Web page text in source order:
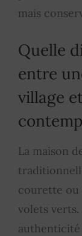
mais
Quelle
entre
village
La maison
courette ou
volets
authenticité